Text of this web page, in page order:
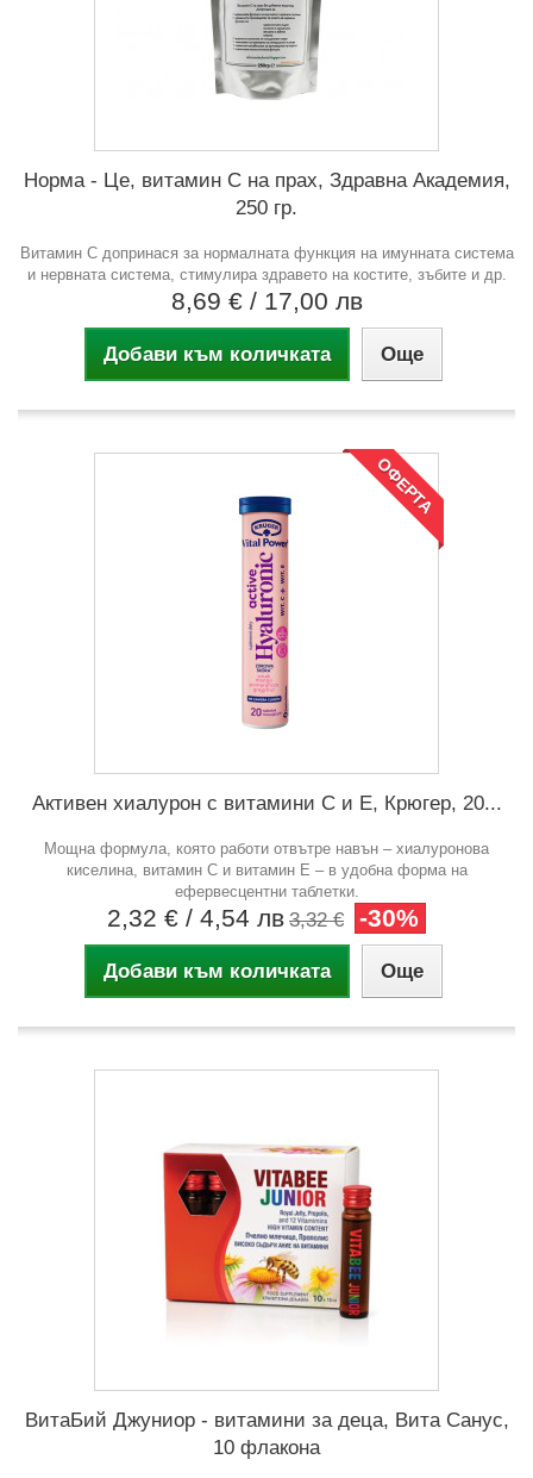
Норма - Це, витамин С на прах, Здравна Академия,
250 гр.
Витамин С допринася за нормалната функция на имунната система
и нервната система, стимулира здравето на костите, зъбите и др.
8,69 € / 17,00 лв
Добави към количката Още
ОФЕРТА
Активен хиалурон с витамини С и Е, Крюгер, 20...
Мощна формула, която работи отвътре навън – хиалуронова
киселина, витамин C и витамин E – в удобна форма на
ефервесцентни таблетки.
2,32 € / 4,54 лв 3,32 € -30%
Добави към количката Още
ВитаБий Джуниор - витамини за деца, Вита Санус,
10 флакона